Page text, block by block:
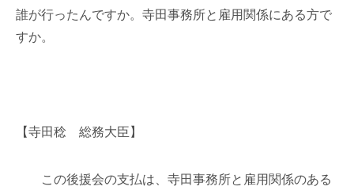
誰が行ったんですか。寺田事務所と雇用関係にある方で
すか。
【寺田稔 総務大臣】
この後援会の支払は、寺田事務所と雇用関係のある